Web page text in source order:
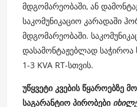
მდგომარეობაში, ან
საკომუნიკაციო კარადაში
მდგომარეობაში.
დასამონტაჟებლად საჭიროა
1-3 KVA RT-სთვის.
უწყვეტი კვების წყაროებზე
საგარანტიო პირობები